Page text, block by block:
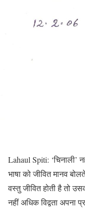
Lahaul Spiti: ‘चिनाली’
भाषा को जीवित मानव
वस्तु जीवित होती है तो
नहीं अधिक विद्वता अपना